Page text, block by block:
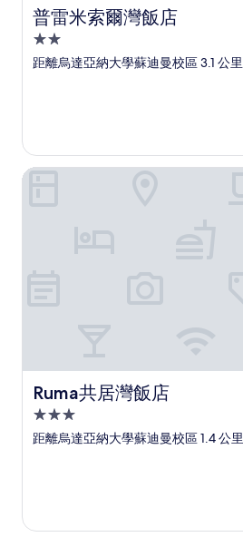
普雷米索爾灣飯店
普雷米索爾灣飯店
2.0
星
距離烏達亞納大學蘇迪曼校區 3.1 公里
Ruma共居灣飯店
Ruma共居灣飯店
3.0
星
距離烏達亞納大學蘇迪曼校區 1.4 公里
Ruma共居灣飯店